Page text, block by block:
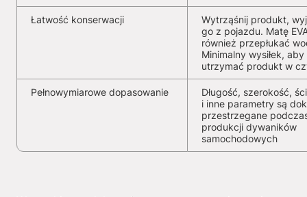
Łatwość konserwacji
Wytrząśnij produkt,
go z pojazdu. Matę
również przepłukać
Minimalny wysiłek, aby
utrzymać produkt w
Pełnowymiarowe dopasowanie
Długość, szerokość,
i inne parametry są
przestrzegane
produkcji dywaników
samochodowych